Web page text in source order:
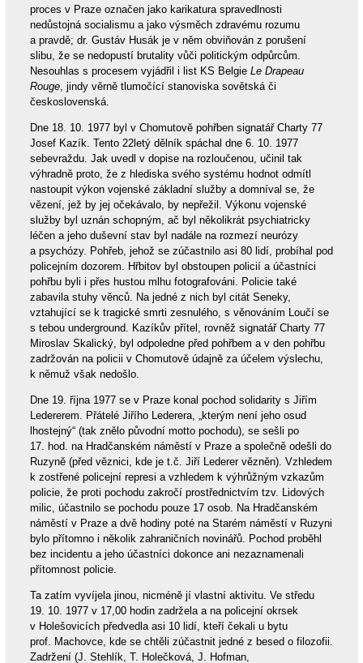
proces v Praze označen jako karikatura spravedlnosti
nedůstojná socialismu a jako výsměch zdravému rozumu
a pravdě; dr. Gustáv Husák je v něm obviňován z porušení
slibu, že se nedopustí brutality vůči politickým odpůrcům.
Nesouhlas s procesem vyjádřil i list KS Belgie Le Drapeau
Rouge, jindy věrně tlumočící stanoviska sovětská či
československá.
Dne 18. 10. 1977 byl v Chomutově pohřben signatář Charty 77
Josef Kazík. Tento 22letý dělník spáchal dne 6. 10. 1977
sebevraždu. Jak uvedl v dopise na rozloučenou, učinil tak
výhradně proto, že z hlediska svého systému hodnot odmítl
nastoupit výkon vojenské základní služby a domníval se, že
vězení, jež by jej očekávalo, by nepřežil. Výkonu vojenské
služby byl uznán schopným, ač byl několikrát psychiatricky
léčen a jeho duševní stav byl nadále na rozmezí neurózy
a psychózy. Pohřeb, jehož se zúčastnilo asi 80 lidí, probíhal pod
policejním dozorem. Hřbitov byl obstoupen policií a účastníci
pohřbu byli i přes hustou mlhu fotografováni. Policie také
zabavila stuhy věnců. Na jedné z nich byl citát Seneky,
vztahující se k tragické smrti zesnulého, s věnováním Loučí se
s tebou underground. Kazíkův přítel, rovněž signatář Charty 77
Miroslav Skalický, byl odpoledne před pohřbem a v den pohřbu
zadržován na policii v Chomutově údajně za účelem výslechu,
k němuž však nedošlo.
Dne 19. října 1977 se v Praze konal pochod solidarity s Jiřím
Ledererem. Přátelé Jiřího Lederera, „kterým není jeho osud
lhostejný“ (tak znělo původní motto pochodu), se sešli po
17. hod. na Hradčanském náměstí v Praze a společně odešli do
Ruzyně (před věznici, kde je t.č. Jiří Lederer vězněn). Vzhledem
k zostřené policejní represi a vzhledem k výhrůžným vzkazům
policie, že proti pochodu zakročí prostřednictvím tzv. Lidových
milic, účastnilo se pochodu pouze 17 osob. Na Hradčanském
náměstí v Praze a dvě hodiny poté na Starém náměstí v Ruzyni
bylo přítomno i několik zahraničních novinářů. Pochod proběhl
bez incidentu a jeho účastníci dokonce ani nezaznamenali
přítomnost policie.
Ta zatím vyvíjela jinou, nicméně jí vlastní aktivitu. Ve středu
19. 10. 1977 v 17,00 hodin zadržela a na policejní okrsek
v Holešovicích předvedla asi 10 lidí, kteří čekali u bytu
prof. Machovce, kde se chtěli zúčastnit jedné z besed o filozofii.
Zadržení (J. Stehlík, T. Holečková, J. Hofman,